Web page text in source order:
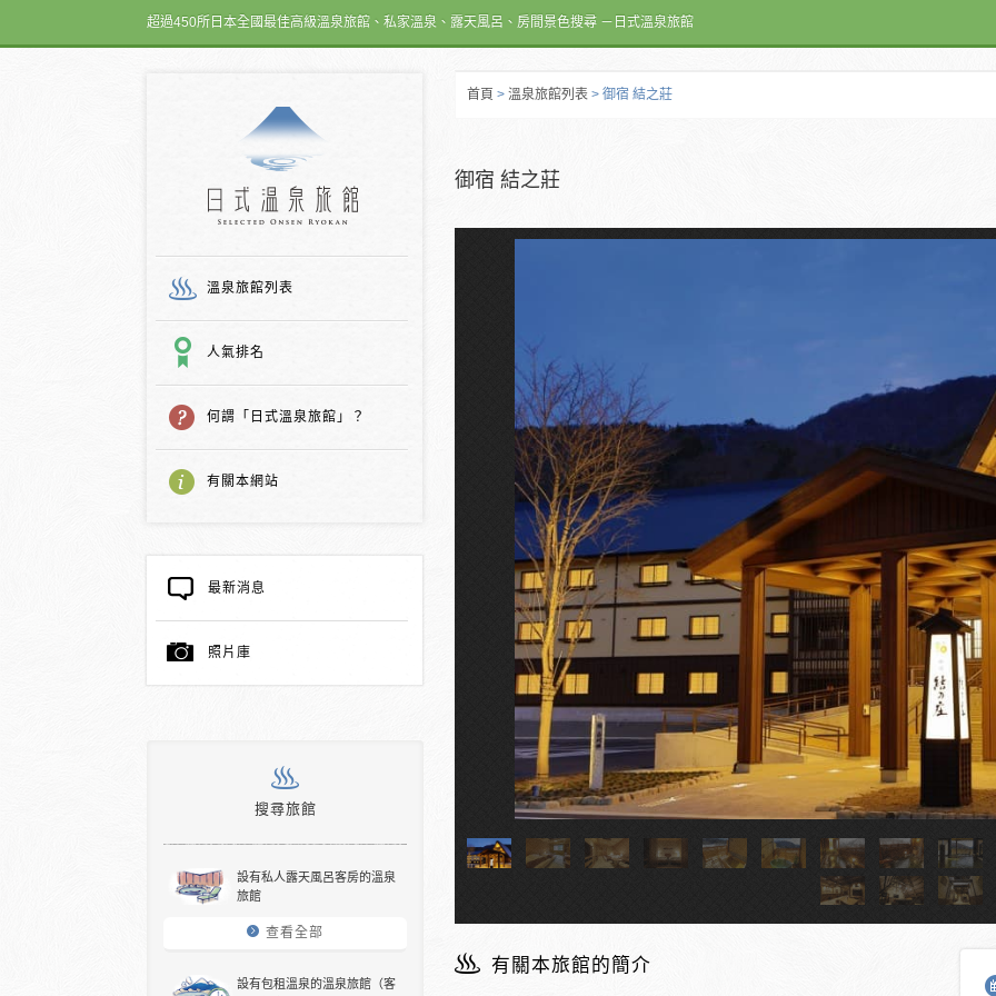
超過450所日本全國最佳高級溫泉旅館、私家溫泉、露天風呂、房間景色搜尋 －日式溫泉旅館
溫泉旅館列表
人氣排名
何謂「日式溫泉旅館」？
有關本網站
最新消息
照片庫
搜尋旅館
設有私人露天風呂客房的溫泉
旅館
查看全部
設有包租溫泉的溫泉旅館（客
首頁 > 溫泉旅館列表 > 御宿 結之莊
御宿 結之莊
有關本旅館的簡介